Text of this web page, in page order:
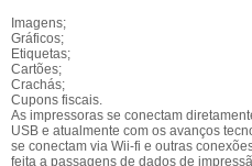
Imagens;
Gráficos;
Etiquetas;
Cartões;
Crachás;
Cupons fiscais.
As impressoras se conectam
USB e atualmente com os avanços
se conectam via Wii-fi e outras
feita a passagens de dados de